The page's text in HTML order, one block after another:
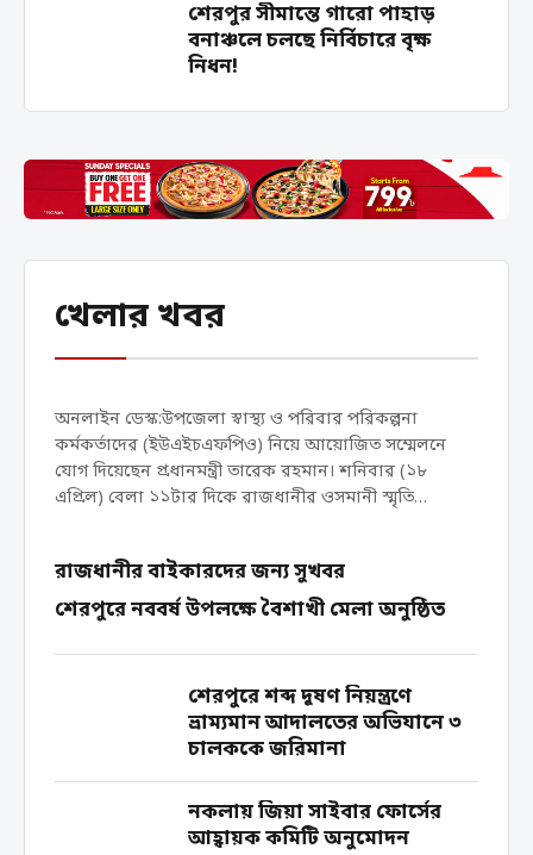
শেরপুর সীমান্তে গারো পাহাড়
বনাঞ্চলে চলছে নির্বিচারে বৃক্ষ
নিধন!
খেলার খবর
ইউএইচএফপিও সম্মেলনে
প্রধানমন্ত্রী
অনলাইন ডেস্ক:উপজেলা স্বাস্থ্য ও পরিবার পরিকল্পনা
কর্মকর্তাদের (ইউএইচএফপিও) নিয়ে আয়োজিত সম্মেলনে
যোগ দিয়েছেন প্রধানমন্ত্রী তারেক রহমান। শনিবার (১৮
এপ্রিল) বেলা ১১টার দিকে রাজধানীর ওসমানী স্মৃতি
রাজধানীর বাইকারদের জন্য সুখবর
শেরপুরে নববর্ষ উপলক্ষে বৈশাখী মেলা অনুষ্ঠিত
শেরপুরে শব্দ দূষণ নিয়ন্ত্রণে
ভ্রাম্যমান আদালতের অভিযানে ৩
চালককে জরিমানা
নকলায় জিয়া সাইবার ফোর্সের
আহ্বায়ক কমিটি অনুমোদন